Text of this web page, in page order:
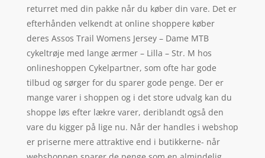
returret med din pakke når du køber din vare. Det er
efterhånden velkendt at online shoppere køber
deres Assos Trail Womens Jersey – Dame MTB
cykeltrøje med lange ærmer – Lilla – Str. M hos
onlineshoppen Cykelpartner, som ofte har gode
tilbud og sørger for du sparer gode penge. Der er
mange varer i shoppen og i det store udvalg kan du
shoppe løs efter lækre varer, deriblandt også den
vare du kigger på lige nu. Når der handles i webshop
er priserne mere attraktive end i butikkerne- når